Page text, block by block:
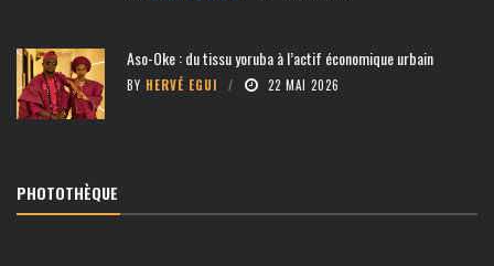
Aso-Oke : du tissu yoruba à l’actif économique urbain
BY HERVÉ EGUI 22 MAI 2026
PHOTOTHÈQUE